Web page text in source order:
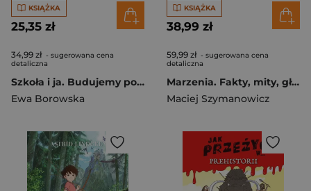
KSIĄŻKA
25,35 zł
34,99 zł - sugerowana cena
detaliczna
Szkoła i ja. Budujemy poczucie własnej wartości
Ewa Borowska
KSIĄŻKA
38,99 zł
59,99 zł - sugerowana cena
detaliczna
Marzenia. Fakty, mity, głupoty
Maciej Szymanowicz